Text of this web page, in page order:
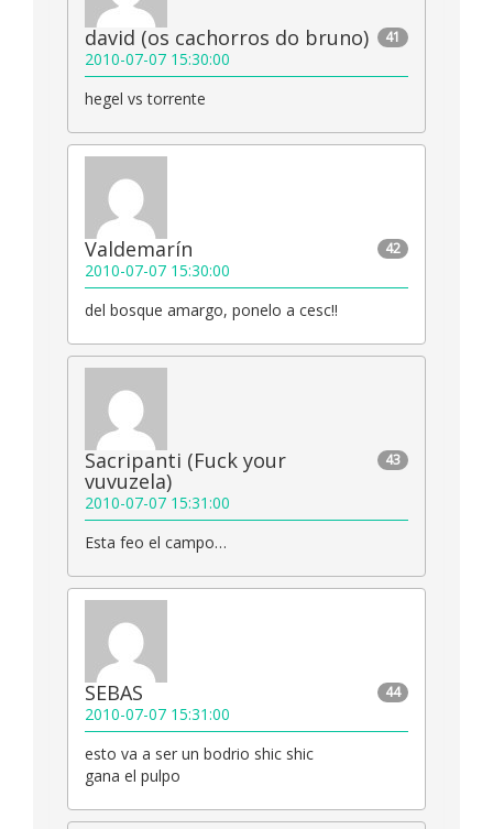
41
david (os cachorros do bruno)
2010-07-07 15:30:00
hegel vs torrente
42
Valdemarín
2010-07-07 15:30:00
del bosque amargo, ponelo a cesc!!
43
Sacripanti (Fuck your
vuvuzela)
2010-07-07 15:31:00
Esta feo el campo…
44
SEBAS
2010-07-07 15:31:00
esto va a ser un bodrio shic shic
gana el pulpo